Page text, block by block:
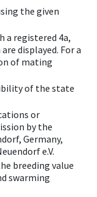
the given
a registered 4a,
displayed. For a
of mating
of the state
or
by the
Germany,
e.V.
breeding value
swarming